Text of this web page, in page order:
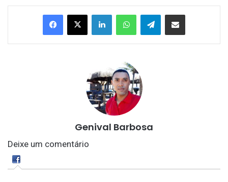
Telegram
Genival Barbosa
Deixe um comentário